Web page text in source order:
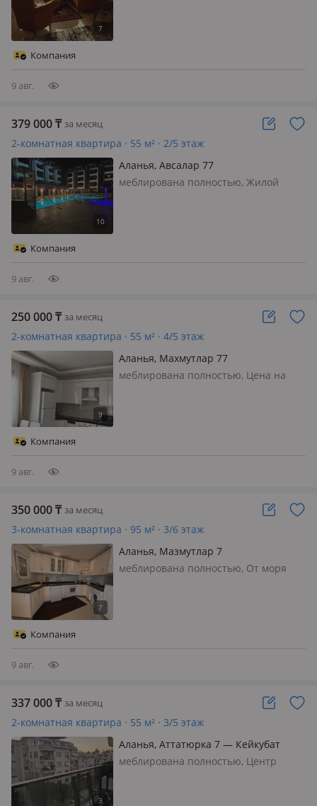
Компания
9 авг.
379 000₸ за месяц
2-комнатная квартира · 55 м² · 2/5 этаж
Аланья, Авсалар 77
меблирована полностью, Жилой
Компания
9 авг.
250 000₸ за месяц
2-комнатная квартира · 55 м² · 4/5 этаж
Аланья, Махмутлар 77
меблирована полностью, Цена на
Компания
9 авг.
350 000₸ за месяц
3-комнатная квартира · 95 м² · 3/6 этаж
Аланья, Мазмутлар 7
меблирована полностью, От моря
Компания
9 авг.
337 000₸ за месяц
2-комнатная квартира · 55 м² · 3/5 этаж
Аланья, Аттатюрка 7 — Кейкубат
меблирована полностью, Центр